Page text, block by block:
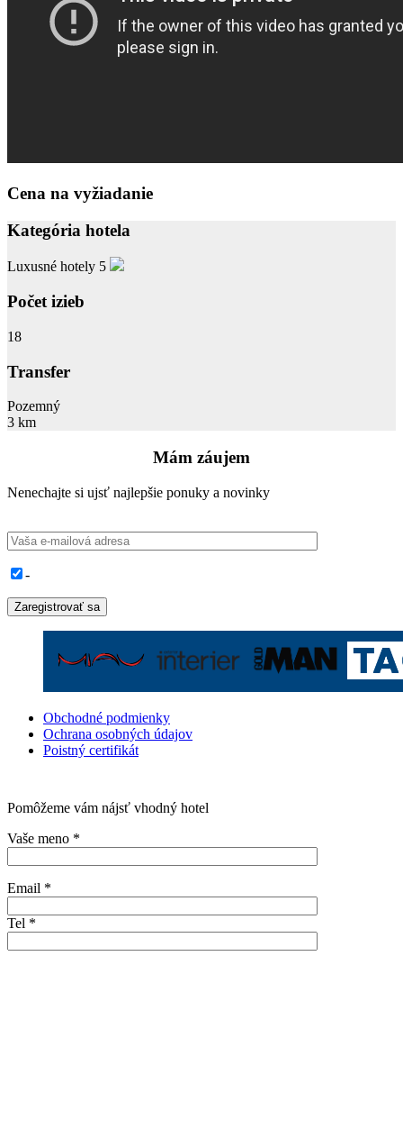
Cena na vyžiadanie
Kategória hotela
Luxusné hotely 5
Počet izieb
18
Transfer
Pozemný
3 km
Mám záujem
Nenechajte si ujsť najlepšie ponuky a novinky
-
Obchodné podmienky
Ochrana osobných údajov
Poistný certifikát
Pomôžeme vám nájsť vhodný hotel
Vaše meno *
Email *
Tel *